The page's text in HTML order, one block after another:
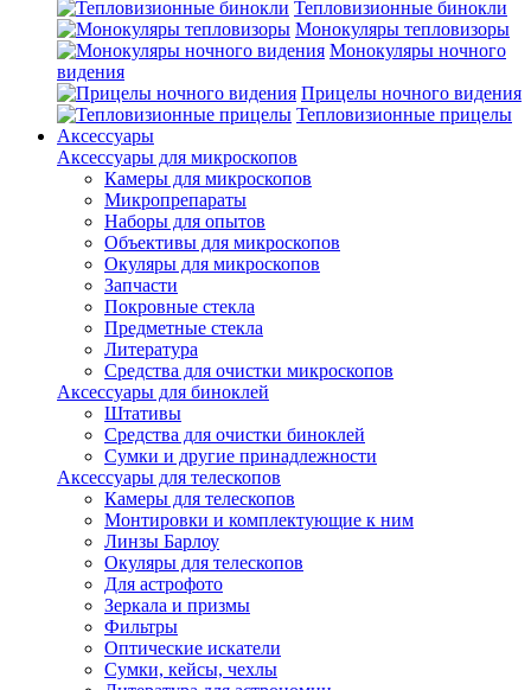
Тепловизионные бинокли
Монокуляры тепловизоры
Монокуляры ночного
видения
Прицелы ночного видения
Тепловизионные прицелы
Аксессуары
Аксессуары для микроскопов
Камеры для микроскопов
Микропрепараты
Наборы для опытов
Объективы для микроскопов
Окуляры для микроскопов
Запчасти
Покровные стекла
Предметные стекла
Литература
Средства для очистки микроскопов
Аксессуары для биноклей
Штативы
Средства для очистки биноклей
Сумки и другие принадлежности
Аксессуары для телескопов
Камеры для телескопов
Монтировки и комплектующие к ним
Линзы Барлоу
Окуляры для телескопов
Для астрофото
Зеркала и призмы
Фильтры
Оптические искатели
Сумки, кейсы, чехлы